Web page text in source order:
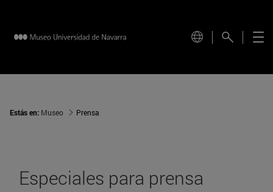
Estás en: Museo Prensa
Especiales para prensa